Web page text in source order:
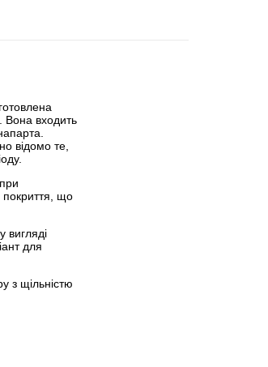
Вона входить
відомо те,
покриття, що
вигляді
для
з щільністю